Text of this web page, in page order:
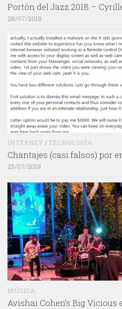
Portón del Jazz 2018 –
28/07/2018
INTERNET / TECNOLOGÍA
Chantajes (casi falsos) por
25/07/2018
MÚSICA
Avishai Cohen’s Big Vicious